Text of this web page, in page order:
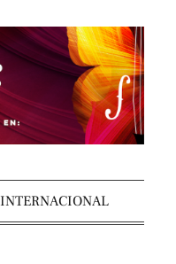
INTERNACIONAL